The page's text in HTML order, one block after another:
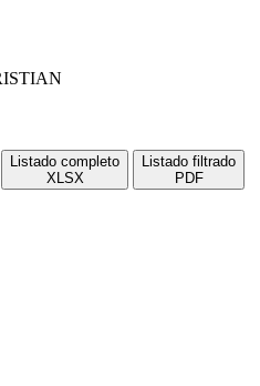
Listado completo
XLSX
Listado filtrado
PDF